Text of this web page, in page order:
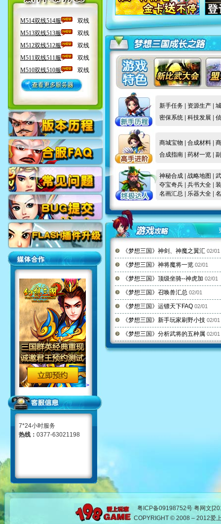
>
7*24小时服务
热线： 0377-63021198
新手任务 资源生产
密保系统
科技发展
商城宝物 合成材料
合成指南
药材一览
神秘合成 战略地图
夺宝奇兵
兵书大全
名画汇总
乐器大全
《梦想三国》神剑、神魔之翼汇 02/01
《梦想三国》神将魔将一览 02/01
《梦想三国》顶级坐骑--神虎加 02/01
《梦想三国》召唤兽汇总 02/01
《梦想三国》运镖天下FAQ 02/01
《梦想三国》新手玩家刷野小技 02/01
《梦想三国》分析武将的五种属 02/01
粤ICP备09198752号 粤网文
COPYRIGHT © 2008 – 2012爱